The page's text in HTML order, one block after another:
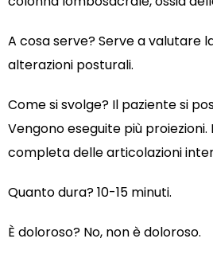
A cosa serve? Serve a valutare
alterazioni posturali.
Come si svolge? Il paziente si
Vengono eseguite più
completa delle articolazioni
Quanto dura? 10-15 minuti.
È doloroso? No, non è doloroso.